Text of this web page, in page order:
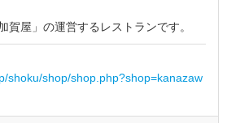
賀屋」の運営するレストランです。
shoku/shop/shop.php?shop=kanazaw